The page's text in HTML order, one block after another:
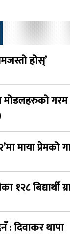
होस्’
गरम
माया प्रेमको
बिद्यार्थी
: दिवाकर थापा